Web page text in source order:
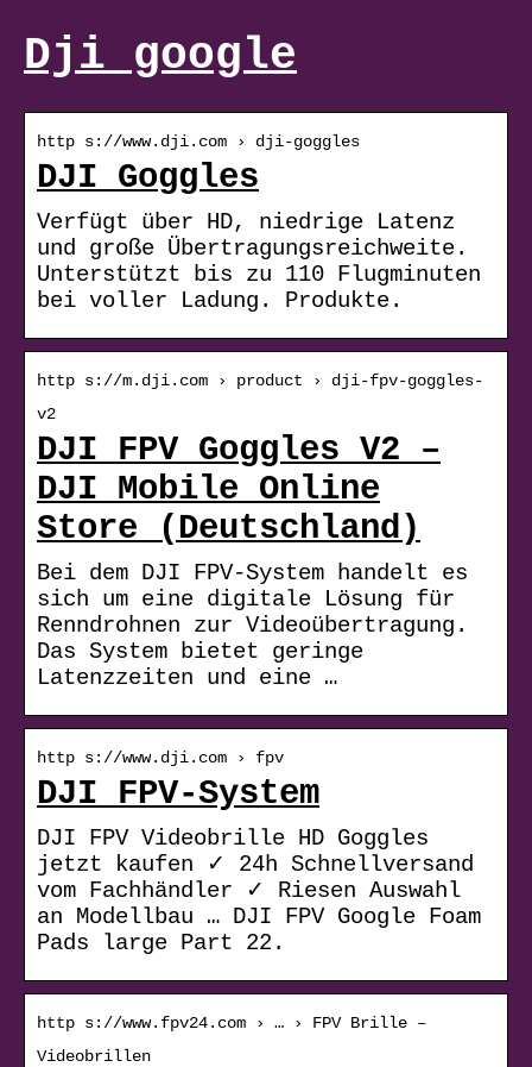
Dji google
http s://www.dji.com › dji-goggles
DJI Goggles
Verfügt über HD, niedrige Latenz
und große Übertragungsreichweite.
Unterstützt bis zu 110 Flugminuten
bei voller Ladung. Produkte.
http s://m.dji.com › product › dji-fpv-goggles-
v2
DJI FPV Goggles V2 –
DJI Mobile Online
Store (Deutschland)
Bei dem DJI FPV-System handelt es
sich um eine digitale Lösung für
Renndrohnen zur Videoübertragung.
Das System bietet geringe
Latenzzeiten und eine …
http s://www.dji.com › fpv
DJI FPV-System
DJI FPV Videobrille HD Goggles
jetzt kaufen ✓ 24h Schnellversand
vom Fachhändler ✓ Riesen Auswahl
an Modellbau … DJI FPV Google Foam
Pads large Part 22.
http s://www.fpv24.com › … › FPV Brille –
Videobrillen